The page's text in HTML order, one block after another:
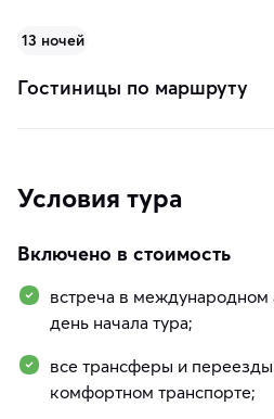
13 ночей
Гостиницы по маршруту
Условия тура
Включено в стоимость
встреча в международном
день начала тура;
все трансферы и
комфортном транспорте;